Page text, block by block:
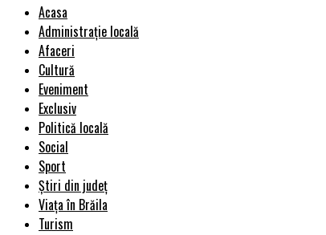
Acasa
Administrație locală
Afaceri
Cultură
Eveniment
Exclusiv
Politică locală
Social
Sport
Știri din județ
Viața în Brăila
Turism